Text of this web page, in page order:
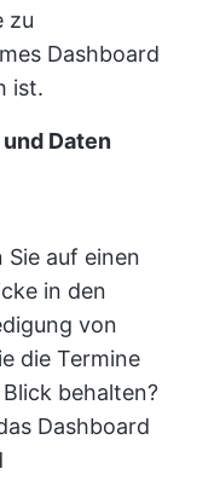
zu
Dashboard
ist.
Daten
auf einen
in den
von
die Termine
behalten?
Dashboard